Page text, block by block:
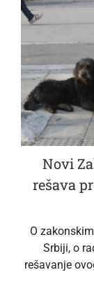
Novi
rešava
O
Srbiji, o
rešavanje